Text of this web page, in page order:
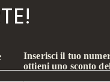
Inserisci il tuo
ottieni uno sconto